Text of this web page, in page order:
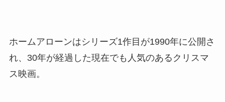
ホームアローンはシリーズ1作目が1990年に公開さ
れ、30年が経過した現在でも人気のあるクリスマ
ス映画。